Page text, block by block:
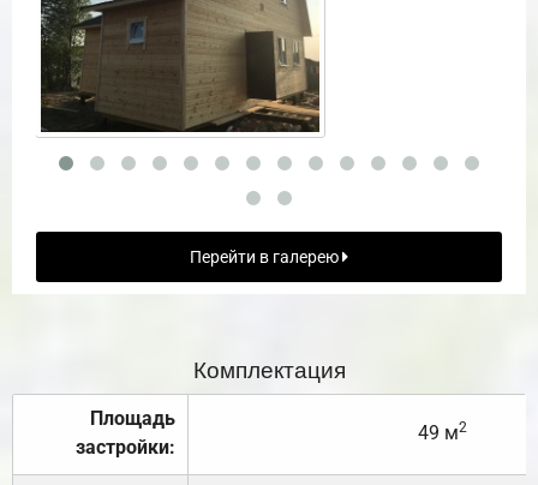
Перейти в галерею
Комплектация
Площадь
застройки:
49 м2